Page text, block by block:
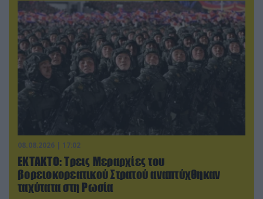
08.08.2026 | 17:02
ΕΚΤΑΚΤΟ: Τρεις Μεραρχίες του
βορειοκορεατικού Στρατού αναπτύχθηκαν
ταχύτατα στη Ρωσία